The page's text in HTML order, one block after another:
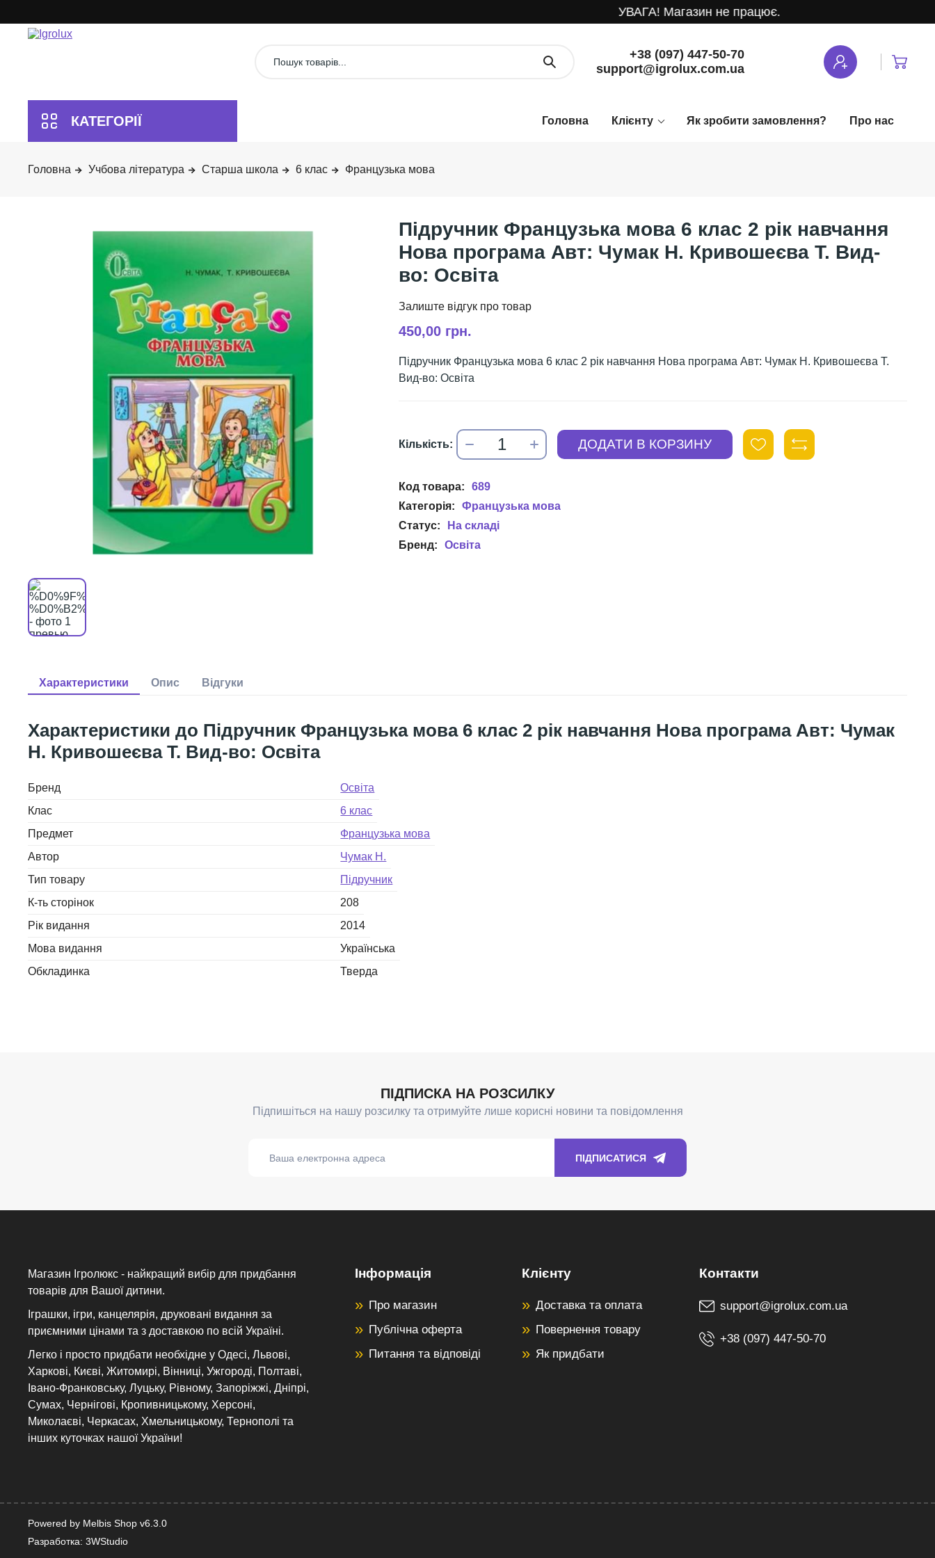
УВАГА! Магазин не працює.
+38 (097) 447-50-70
support@igrolux.com.ua
Клієнту Як зробити замовлення? Про нас
Учбова література Старша школа 6 клас Французька мова
Підручник Французька мова 6 клас 2 рік навчання
Нова програма Авт: Чумак Н. Кривошеєва Т. Вид-
во: Освіта
450,00 грн.
Підручник Французька мова 6 клас 2 рік навчання Нова програма Авт: Чумак Н. Кривошеєва Т.
Вид-во: Освіта
689
Французька мова
Освіта
Підручник Французька мова 6 клас 2 рік навчання Нова програма Авт: Чумак
Н. Кривошеєва Т. Вид-во: Освіта
Бренд
Освіта
Клас
6 клас
Предмет
Французька мова
Автор
Чумак Н.
Тип товару
Підручник
К-ть сторінок
208
Рік видання
2014
Мова видання
Українська
Обкладинка
Тверда
Магазин Ігролюкс - найкращий вибір для придбання
товарів для Вашої дитини.
Іграшки, ігри, канцелярія, друковані видання за
приємними цінами та з доставкою по всій Україні.
Легко і просто придбати необхідне у Одесі, Львові,
Харкові, Києві, Житомирі, Вінниці, Ужгороді, Полтаві,
Івано-Франковську, Луцьку, Рівному, Запоріжжі, Дніпрі,
Сумах, Чернігові, Кропивницькому, Херсоні,
Миколаєві, Черкасах, Хмельницькому, Тернополі та
інших куточках нашої України!
Інформація
Про магазин
Публічна оферта
Питання та відповіді
Клієнту
Доставка та оплата
Повернення товару
Як придбати
support@igrolux.com.ua
+38 (097) 447-50-70
Powered by Melbis Shop v6.3.0